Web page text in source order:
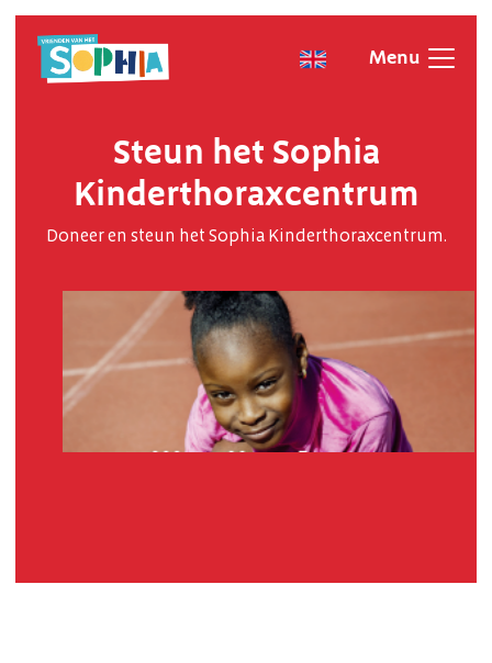
Menu
Steun het Sophia
Kinderthoraxcentrum
Doneer en steun het Sophia Kinderthoraxcentrum.